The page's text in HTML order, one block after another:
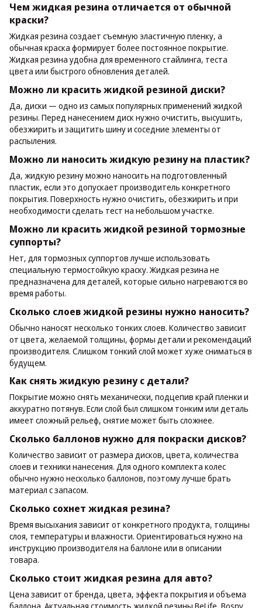
Чем жидкая резина отличается от обычной
краски?
Жидкая резина создает съемную эластичную пленку, а
обычная краска формирует более постоянное покрытие.
Жидкая резина удобна для временного стайлинга, теста
цвета или быстрого обновления деталей.
Можно ли красить жидкой резиной диски?
Да, диски — одно из самых популярных применений жидкой
резины. Перед нанесением диск нужно очистить, высушить,
обезжирить и защитить шину и соседние элементы от
распыления.
Можно ли наносить жидкую резину на пластик?
Да, жидкую резину можно наносить на подготовленный
пластик, если это допускает производитель конкретного
покрытия. Поверхность нужно очистить, обезжирить и при
необходимости сделать тест на небольшом участке.
Можно ли красить жидкой резиной тормозные
суппорты?
Нет, для тормозных суппортов лучше использовать
специальную термостойкую краску. Жидкая резина не
предназначена для деталей, которые сильно нагреваются во
время работы.
Сколько слоев жидкой резины нужно наносить?
Обычно наносят несколько тонких слоев. Количество зависит
от цвета, желаемой толщины, формы детали и рекомендаций
производителя. Слишком тонкий слой может хуже сниматься в
будущем.
Как снять жидкую резину с детали?
Покрытие можно снять механически, подцепив край пленки и
аккуратно потянув. Если слой был слишком тонким или деталь
имеет сложный рельеф, снятие может быть сложнее.
Сколько баллонов нужно для покраски дисков?
Количество зависит от размера дисков, цвета, количества
слоев и техники нанесения. Для одного комплекта колес
обычно нужно несколько баллонов, поэтому лучше брать
материал с запасом.
Сколько сохнет жидкая резина?
Время высыхания зависит от конкретного продукта, толщины
слоя, температуры и влажности. Ориентироваться нужно на
инструкцию производителя на баллоне или в описании
товара.
Сколько стоит жидкая резина для авто?
Цена зависит от бренда, цвета, эффекта покрытия и объема